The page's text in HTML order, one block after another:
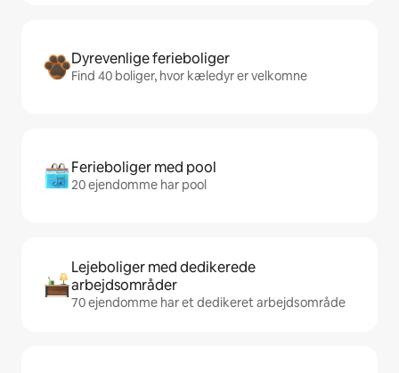
Dyrevenlige ferieboliger
Find 40 boliger, hvor kæledyr er velkomne
Ferieboliger med pool
20 ejendomme har pool
Lejeboliger med dedikerede
arbejdsområder
70 ejendomme har et dedikeret arbejdsområde